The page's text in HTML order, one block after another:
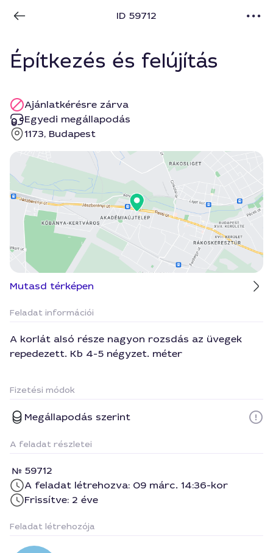
ID 59712
Építkezés és felújítás
Ajánlatkérésre zárva
Egyedi megállapodás
1173, Budapest
Mutasd térképen
Feladat információi
A korlát alsó része nagyon rozsdás az üvegek
repedezett. Kb 4-5 négyzet. méter
Fizetési módok
Megállapodás szerint
A feladat részletei
59712
A feladat létrehozva: 09 márc. 14:36-kor
Frissítve: 2 éve
Feladat létrehozója